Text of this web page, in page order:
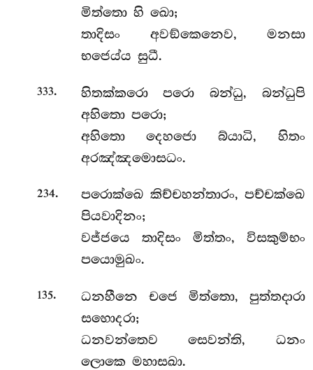
මිත්තො හි ඛො;
තාදිසං අවඞ්කෙනෙව, මනසා
භජෙය්ය සුධී.
333. හිතක්කරොපරො බන්ධු, බන්ධුපි
අහිතො පරො;
අහිතො දෙහජො බ්යාධි, හිතං
අරඤ්ඤමොසධං.
234. පරොක්ඛෙ කිච්චහන්තාරං, පච්චක්ඛෙ
පියවාදිනං;
වජ්ජයෙ තාදිසං මිත්තං, විසකුම්භං
පයොමුඛං.
135.
ධනහීනෙ චජෙ මිත්තො, පුත්තදාරා
සහොදරා;
ධනවන්තෙව සෙවන්ති, ධනං
ලොකෙ මහාසඛා.